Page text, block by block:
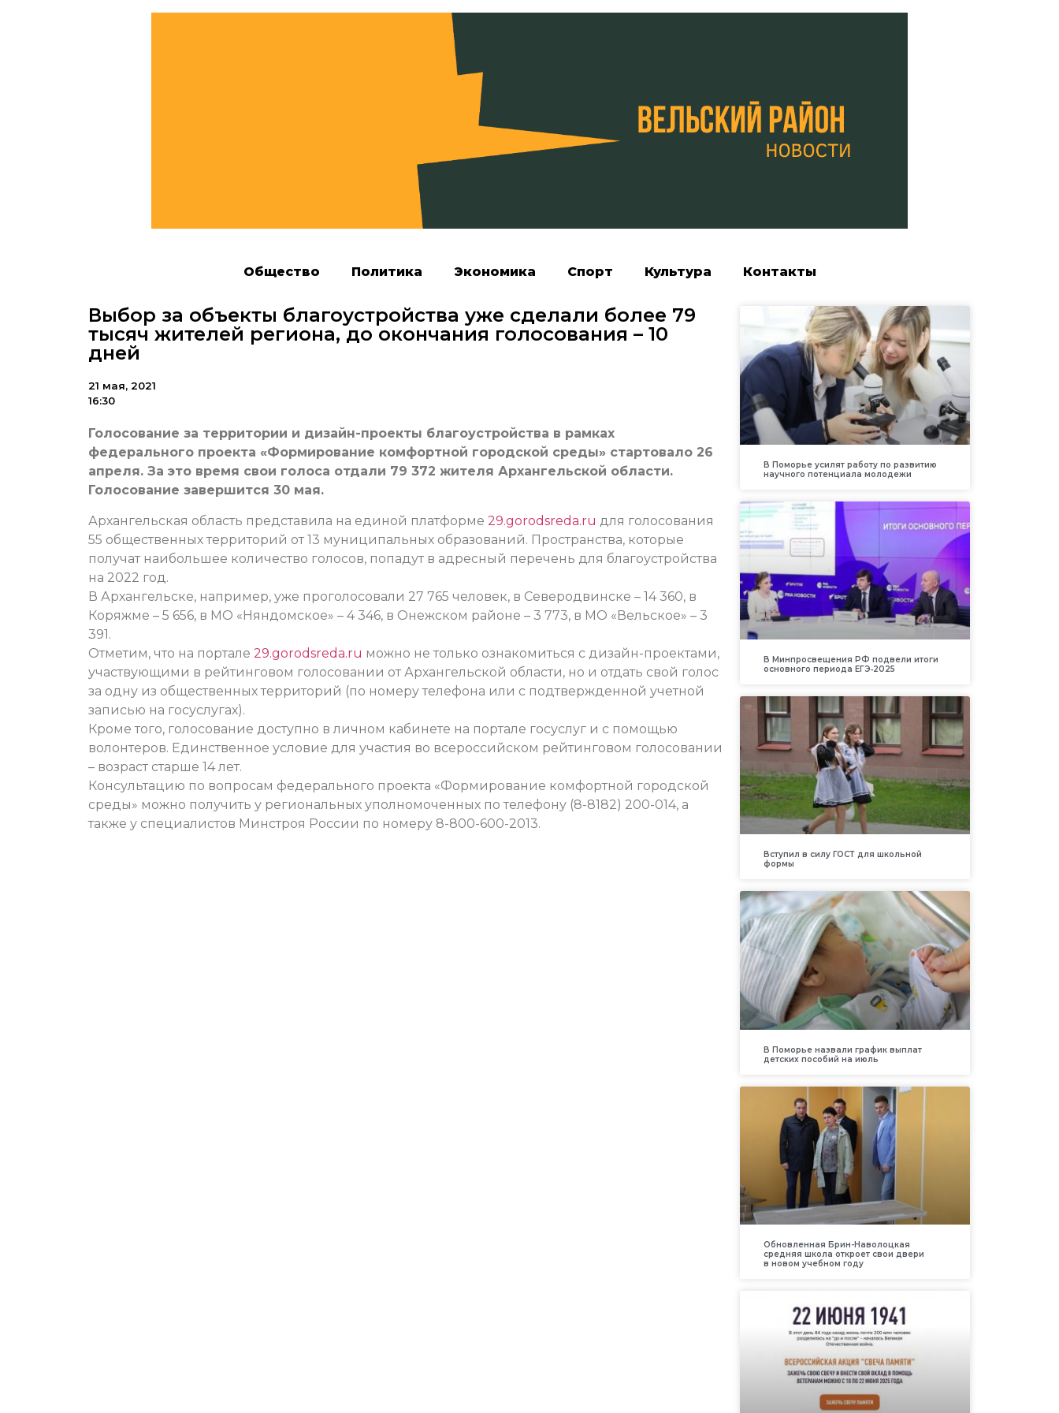
Общество Политика Экономика Спорт Культура Контакты
Выбор за объекты благоустройства уже сделали более 79
тысяч жителей региона, до окончания голосования – 10
дней
21 мая, 2021
16:30
Голосование за территории и дизайн-проекты благоустройства в рамках
федерального проекта «Формирование комфортной городской среды» стартовало 26
апреля. За это время свои голоса отдали 79 372 жителя Архангельской области.
Голосование завершится 30 мая.
Архангельская область представила на единой платформе 29.gorodsreda.ru для голосования
55 общественных территорий от 13 муниципальных образований. Пространства, которые
получат наибольшее количество голосов, попадут в адресный перечень для благоустройства
на 2022 год.
В Архангельске, например, уже проголосовали 27 765 человек, в Северодвинске – 14 360, в
Коряжме – 5 656, в МО «Няндомское» – 4 346, в Онежском районе – 3 773, в МО «Вельское» – 3
391.
Отметим, что на портале 29.gorodsreda.ru можно не только ознакомиться с дизайн-проектами,
участвующими в рейтинговом голосовании от Архангельской области, но и отдать свой голос
за одну из общественных территорий (по номеру телефона или с подтвержденной учетной
записью на госуслугах).
Кроме того, голосование доступно в личном кабинете на портале госуслуг и с помощью
волонтеров. Единственное условие для участия во всероссийском рейтинговом голосовании
– возраст старше 14 лет.
Консультацию по вопросам федерального проекта «Формирование комфортной городской
среды» можно получить у региональных уполномоченных по телефону (8-8182) 200-014, а
также у специалистов Минстроя России по номеру 8-800-600-2013.
В Поморье усилят работу по развитию
научного потенциала молодежи
В Минпросвещения РФ подвели итоги
основного периода ЕГЭ‑2025
Вступил в силу ГОСТ для школьной
формы
В Поморье назвали график выплат
детских пособий на июль
Обновленная Брин-Наволоцкая
средняя школа откроет свои двери
в новом учебном году